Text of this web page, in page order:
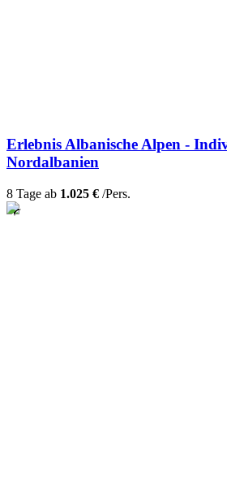
Erlebnis Albanische Alpen -
Nordalbanien
8 Tage ab 1.025 € /Pers.